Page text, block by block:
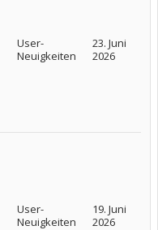
User-
Neuigkeiten
23. Juni
2026
User-
Neuigkeiten
19. Juni
2026